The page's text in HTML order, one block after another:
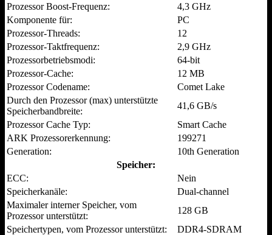
Prozessor Boost-Frequenz:
4,3 GHz
Komponente für:
PC
Prozessor-Threads:
12
Prozessor-Taktfrequenz:
2,9 GHz
Prozessorbetriebsmodi:
64-bit
Prozessor-Cache:
12 MB
Prozessor Codename:
Comet Lake
Durch den Prozessor (max) unterstützte
Speicherbandbreite:
41,6 GB/s
Prozessor Cache Typ:
Smart Cache
ARK Prozessorerkennung:
199271
Generation:
10th Generation
Speicher:
ECC:
Nein
Speicherkanäle:
Dual-channel
Maximaler interner Speicher, vom
Prozessor unterstützt:
128 GB
Speichertypen, vom Prozessor unterstützt:
DDR4-SDRAM